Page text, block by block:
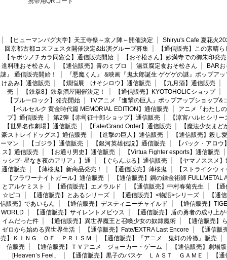
【ヒューマンバグ大学】天王寺祭～京ノ陣～開催決定
Shiryu's Cafe 夏花火
回京都古都コスフェスタ開催決定&出演グループ募集
【通信販売】この素晴
【キボウノチカラ同窓会】通信販売開始
【おそ松さん】妙満寺での御朱印発売
進料理おそ松さん
【通信販売】青のミブロ 湯豆腐定食おそ松さん
BAR
謎』 通信販売開始！
『悪魔くん』 &映画『鬼太郎誕生 ゲゲゲの謎』ポップア
けあみ】通信販売
【煩悩展 けそシロウ】通信販売 【九月酒】通信販売
売
【鉄拳8】鉄拳酒屋開催決定！ 【通信販売】KYOTOHOLiCショップ
【ブルーロック】発売開始
TVアニメ「進撃の巨人」ポップアップショップ&
【ベルセルク 黄金時代篇 MEMORIAL EDITION】通信販売
アニメ『わたし
プ】通信販売
第2弾【赤司征十郎ショップ】通信販売
【涼宮ハルヒシリ
【世界名作劇場】通信販売
【Fate/Grand Order】通信販売
【魔法少女ま
豪ストレイドッグス】通信販売
【進撃の巨人】通信販売
【通信販売】殺し愛
ーマン
【ゴジラ】通信販売 【銀河英雄伝説】通信販売
【バック・アロウ
ス】通信販売
【お通り男史】通信販売
【Virtua Fighter esports】通信販売
ッシブ- 星なき夜のアリア』】通
【ぐらんぶる】通信販売
【ヤマノススメ
通信販売
【薄桜鬼】新商品発売！ 【通信販売】薄桜鬼
【ストライクウ
【フラワーナイトガール】通信販売
【通信販売】鋼の錬金術師 FULLMETAL
とアルケミスト
【通信販売】エメラルド 【通信販売】中村春菊先生
【
☆ピコ
【通信販売】とあるシリーズ 【通信販売】<物語>シリーズ
【通
信販売】であいもん
【通信販売】デスティニーチャイルド
【通信販売】
WORLD
【通信販売】サイレントメビウス
【通信販売】盾の勇者の成り上が
イムだった件
【通信販売】異世界魔王と召喚少女の奴隷魔術
【通信販売】
ゼロから始める異世界生活
【通信販売】Fate/EXTRA Last Encore
【通信
売】ＫＩＮＧ ＯＦ ＰＲＩＳＭ
【通信販売】『アニメ 鬼灯の冷徹』販売
信販売
【通信販売】ＴＶアニメ ジョーカー・ゲーム
【通信販売】劇場
[Heaven’s Feel」
【通信販売】黒子のバスケ ＬＡＳＴ ＧＡＭＥ
【